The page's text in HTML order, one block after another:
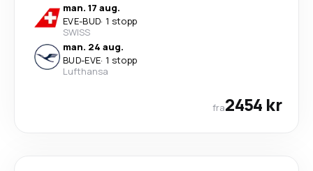
man. 17 aug.
EVE-BUD· 1 stopp
SWISS
man. 24 aug.
BUD-EVE· 1 stopp
Lufthansa
fra2454 kr